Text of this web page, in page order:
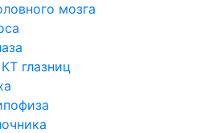
мозга
КТ глазниц